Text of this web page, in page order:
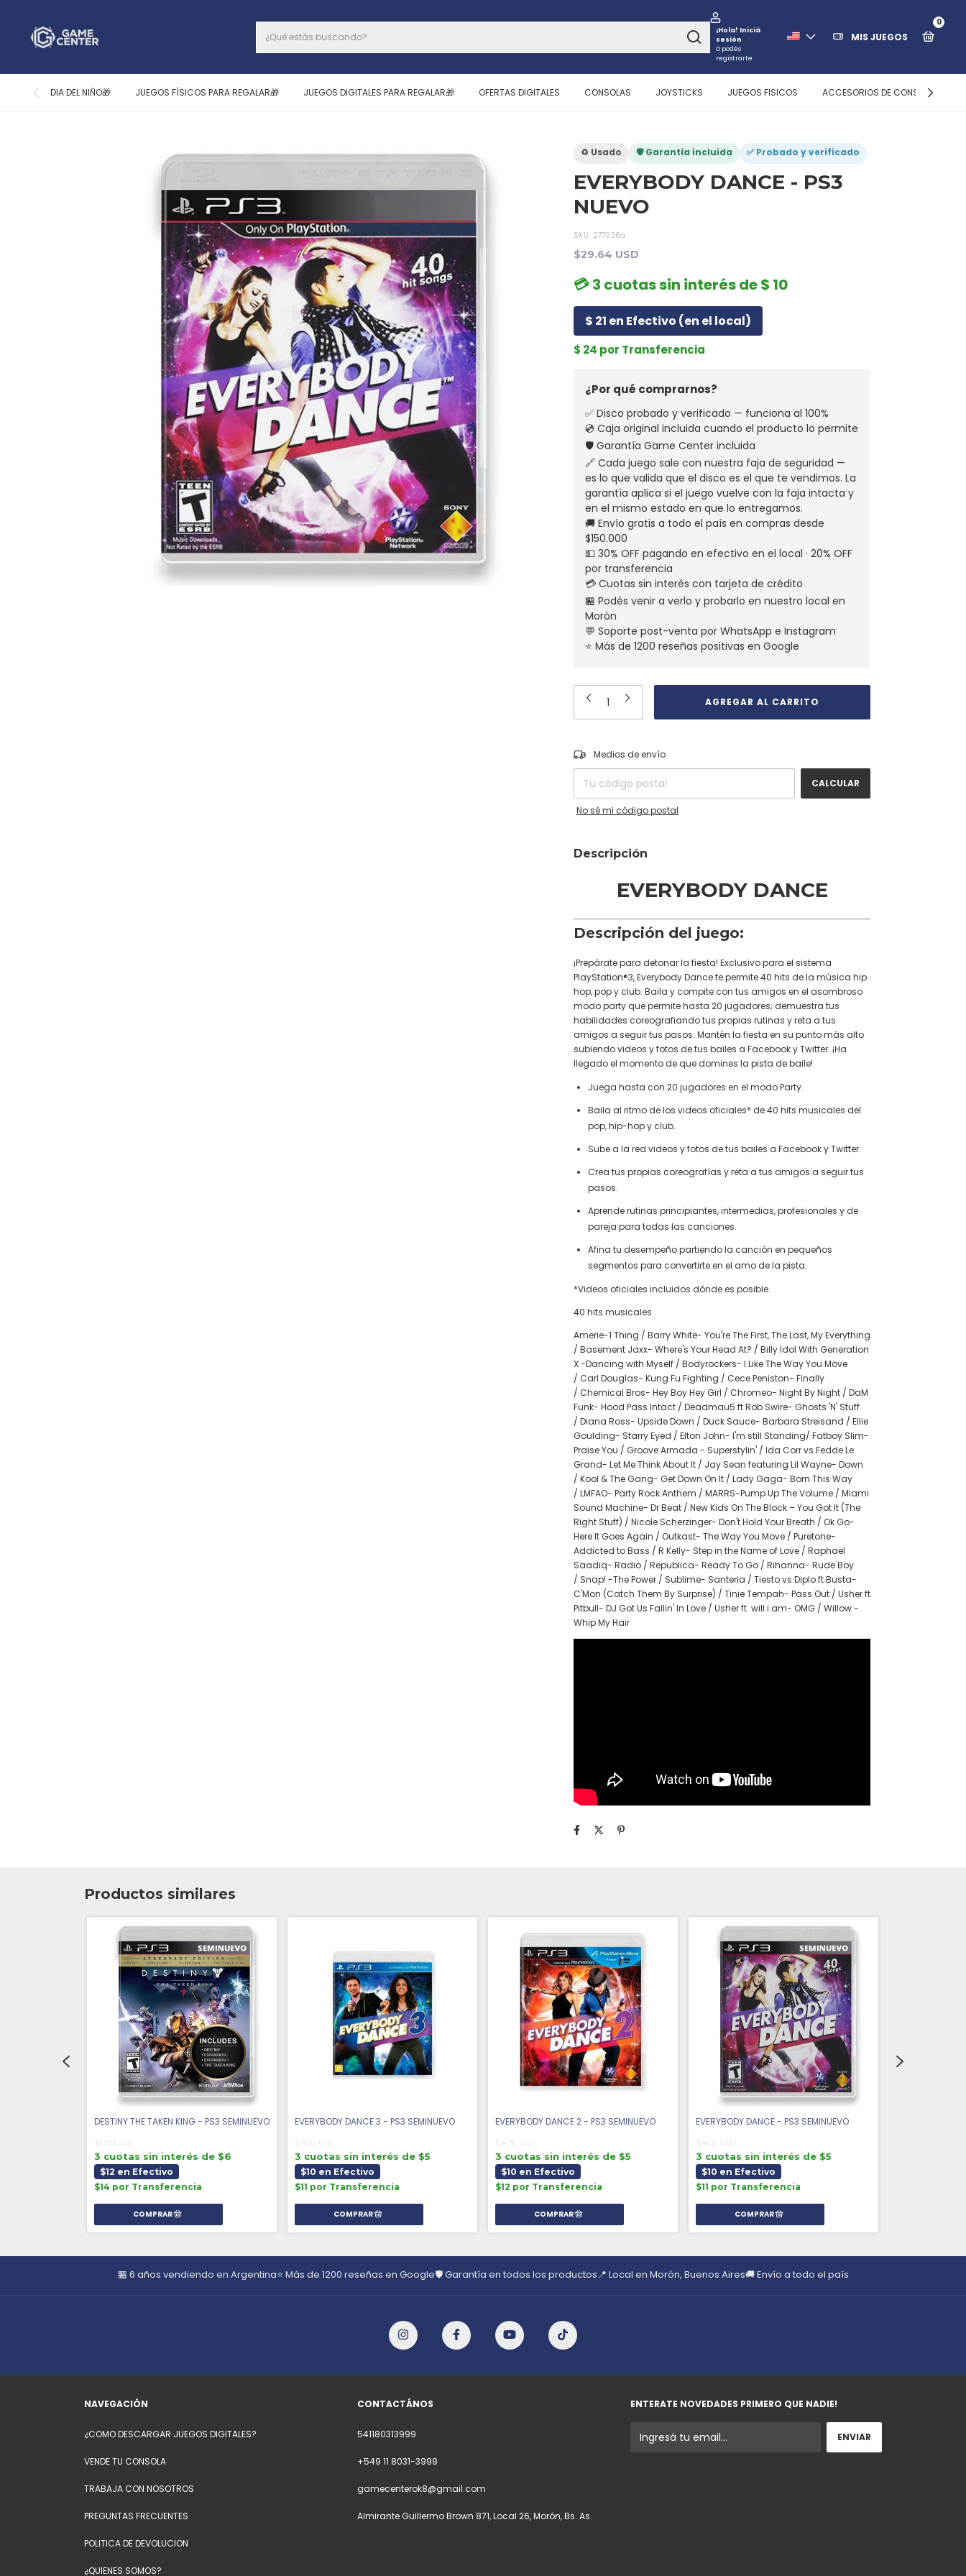
¡Hola! Iniciá
sesión
O podés
registrarte
MIS JUEGOS
0
DIA DEL NIÑO🎁 JUEGOS FÍSICOS PARA REGALAR🎁 JUEGOS DIGITALES PARA REGALAR🎁 OFERTAS DIGITALES CONSOLAS JOYSTICKS JUEGOS FISICOS ACCESORIOS DE CONSOLAS
♻️ Usado 🛡️ Garantía incluida ✅ Probado y verificado
EVERYBODY DANCE - PS3
NUEVO
SKU: 277036a
$29.64 USD
💳 3 cuotas sin interés de $ 10
$ 21 en Efectivo (en el local)
$ 24 por Transferencia
¿Por qué comprarnos?
✅ Disco probado y verificado — funciona al 100%
💿 Caja original incluida cuando el producto lo permite
🛡️ Garantía Game Center incluida
🔗 Cada juego sale con nuestra faja de seguridad —
es lo que valida que el disco es el que te vendimos. La
garantía aplica si el juego vuelve con la faja intacta y
en el mismo estado en que lo entregamos.
🚚 Envío gratis a todo el país en compras desde
$150.000
💵 30% OFF pagando en efectivo en el local · 20% OFF
por transferencia
💳 Cuotas sin interés con tarjeta de crédito
🏪 Podés venir a verlo y probarlo en nuestro local en
Morón
💬 Soporte post-venta por WhatsApp e Instagram
⭐ Más de 1200 reseñas positivas en Google
Entregas para el CP:
Medios de envío
CALCULAR
No sé mi código postal
Descripción
EVERYBODY DANCE
Descripción del juego:
¡Prepárate para detonar la fiesta! Exclusivo para el sistema
PlayStation®3, Everybody Dance te permite 40 hits de la música hip
hop, pop y club. Baila y compite con tus amigos en el asombroso
modo party que permite hasta 20 jugadores; demuestra tus
habilidades coreografiando tus propias rutinas y reta a tus
amigos a seguir tus pasos. Mantén la fiesta en su punto más alto
subiendo videos y fotos de tus bailes a Facebook y Twitter. ¡Ha
llegado el momento de que domines la pista de baile!
Juega hasta con 20 jugadores en el modo Party.
Baila al ritmo de los videos oficiales* de 40 hits musicales del
pop, hip-hop y club.
Sube a la red videos y fotos de tus bailes a Facebook y Twitter.
Crea tus propias coreografías y reta a tus amigos a seguir tus
pasos.
Aprende rutinas principiantes, intermedias, profesionales y de
pareja para todas las canciones.
Afina tu desempeño partiendo la canción en pequeños
segmentos para convertirte en el amo de la pista.
*Videos oficiales incluidos dónde es posible.
40 hits musicales
Amerie-1 Thing / Barry White- You're The First, The Last, My Everything
/ Basement Jaxx- Where's Your Head At? / Billy Idol With Generation
X -Dancing with Myself / Bodyrockers- I Like The Way You Move
/ Carl Douglas- Kung Fu Fighting / Cece Peniston- Finally
/ Chemical Bros- Hey Boy Hey Girl / Chromeo- Night By Night / DaM
Funk- Hood Pass Intact / Deadmau5 ft Rob Swire- Ghosts 'N' Stuff
/ Diana Ross- Upside Down / Duck Sauce- Barbara Streisand / Ellie
Goulding- Starry Eyed / Elton John- I'm still Standing/ Fatboy Slim-
Praise You / Groove Armada - Superstylin' / Ida Corr vs Fedde Le
Grand- Let Me Think About It / Jay Sean featuring Lil Wayne- Down
/ Kool & The Gang- Get Down On It / Lady Gaga- Born This Way
/ LMFAO- Party Rock Anthem / MARRS-Pump Up The Volume / Miami
Sound Machine- Dr Beat / New Kids On The Block – You Got It (The
Right Stuff) / Nicole Scherzinger- Don't Hold Your Breath / Ok Go-
Here It Goes Again / Outkast- The Way You Move / Puretone-
Addicted to Bass / R Kelly- Step in the Name of Love / Raphael
Saadiq- Radio / Republica- Ready To Go / Rihanna- Rude Boy
/ Snap! -The Power / Sublime- Santeria / Tiesto vs Diplo ft Busta-
C'Mon (Catch Them By Surprise) / Tinie Tempah- Pass Out / Usher ft
Pitbull- DJ Got Us Fallin' In Love / Usher ft. will.i.am- OMG / Willow -
Whip My Hair
Productos similares
DESTINY THE TAKEN KING - PS3 SEMINUEVO
$17.09 USD
3 cuotas sin interés de $6
$12 en Efectivo
$14 por Transferencia
EVERYBODY DANCE 3 - PS3 SEMINUEVO
$14.02 USD
3 cuotas sin interés de $5
$10 en Efectivo
$11 por Transferencia
EVERYBODY DANCE 2 - PS3 SEMINUEVO
$14.76 USD
3 cuotas sin interés de $5
$10 en Efectivo
$12 por Transferencia
EVERYBODY DANCE - PS3 SEMINUEVO
$14.02 USD
3 cuotas sin interés de $5
$10 en Efectivo
$11 por Transferencia
🏪 6 años vendiendo en Argentina⭐ Más de 1200 reseñas en Google🛡️ Garantía en todos los productos📍 Local en Morón, Buenos Aires🚚 Envío a todo el país
NAVEGACIÓN
¿COMO DESCARGAR JUEGOS DIGITALES?
VENDE TU CONSOLA
TRABAJA CON NOSOTROS
PREGUNTAS FRECUENTES
POLITICA DE DEVOLUCION
¿QUIENES SOMOS?
CONTACTÁNOS
541180313999
+549 11 8031-3999
gamecenterok8@gmail.com
Almirante Guillermo Brown 871, Local 26, Morón, Bs. As.
ENTERATE NOVEDADES PRIMERO QUE NADIE!